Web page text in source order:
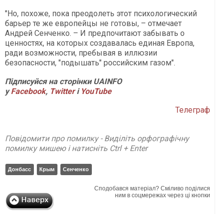
"Но, похоже, пока преодолеть этот психологический
барьер те же европейцы не готовы, – отмечает
Андрей Сенченко. – И предпочитают забывать о
ценностях, на которых создавалась единая Европа,
ради возможности, пребывая в иллюзии
безопасности, "подышать" российским газом".
Підписуйся на сторінки UAINFO
уFacebook, Twitterі YouTube
Телеграф
Повідомити про помилку - Виділіть орфографічну
помилку мишею і натисніть Ctrl + Enter
Донбасс Крым Сенченко
Сподобався матеріал? Сміливо поділися
ним в соцмережах через ці кнопки